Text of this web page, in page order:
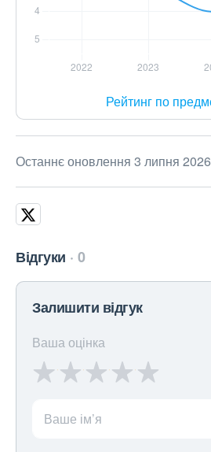
Рейтинг по
Останнє оновлення 3 липня 2026
Відгуки 0
Залишити відгук
Ваша оцінка
Ваше ім’я